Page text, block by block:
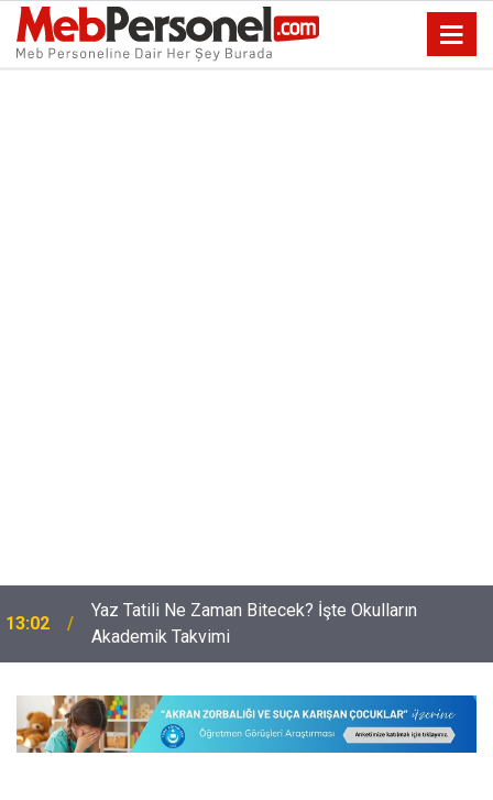
12:32
Okullarda CİMER Kıskacı: Öğretmenler Müdahale
Edemez Hale Geldi